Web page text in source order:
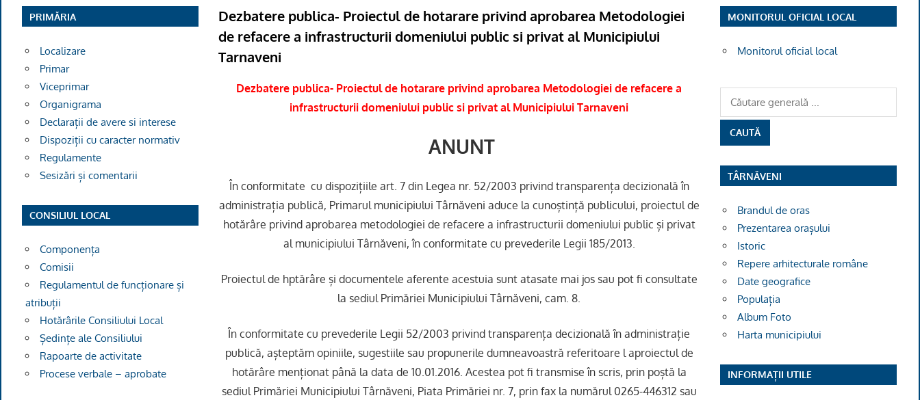
Dezbatere publica- Proiectul de hotarare privind aprobarea Metodologiei
de refacere a infrastructurii domeniului public si privat al Municipiului
Tarnaveni
Dezbatere publica- Proiectul de hotarare privind aprobarea Metodologiei de refacere a
infrastructurii domeniului public si privat al Municipiului Tarnaveni
ANUNT
În conformitate cu dispozițiile art. 7 din Legea nr. 52/2003 privind transparența decizională în
administrația publică, Primarul municipiului Târnăveni aduce la cunoștință publicului, proiectul de
hotărâre privind aprobarea metodologiei de refacere a infrastructurii domeniului public și privat
al municipiului Târnăveni, în conformitate cu prevederile Legii 185/2013.
Proiectul de hptărâre și documentele aferente acestuia sunt atasate mai jos sau pot fi consultate
la sediul Primăriei Municipiului Târnăveni, cam. 8.
În conformitate cu prevederile Legii 52/2003 privind transparența decizională în administrație
publică, așteptăm opiniile, sugestiile sau propunerile dumneavoastră referitoare l aproiectul de
hotărâre menționat până la data de 10.01.2016. Acestea pot fi transmise în scris, prin poștă la
sediul Primăriei Municipiului Târnăveni, Piata Primăriei nr. 7, prin fax la numărul 0265-446312 sau
PRIMĂRIA
Localizare
Primar
Viceprimar
Organigrama
Declarații de avere si interese
Dispoziții cu caracter normativ
Regulamente
Sesizări și comentarii
CONSILIUL LOCAL
Componența
Comisii
Regulamentul de funcționare și
atribuții
Hotărârile Consiliului Local
Ședințe ale Consiliului
Rapoarte de activitate
Procese verbale – aprobate
MONITORUL OFICIAL LOCAL
Monitorul oficial local
TÂRNĂVENI
Brandul de oras
Prezentarea orașului
Istoric
Repere arhitecturale române
Date geografice
Populația
Album Foto
Harta municipiului
INFORMAȚII UTILE